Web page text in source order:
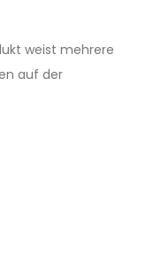
weist mehrere
auf der